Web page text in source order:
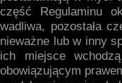
część Regulaminu
wadliwa, pozostała
nieważne lub w inny
ich miejsce
obowiązującym